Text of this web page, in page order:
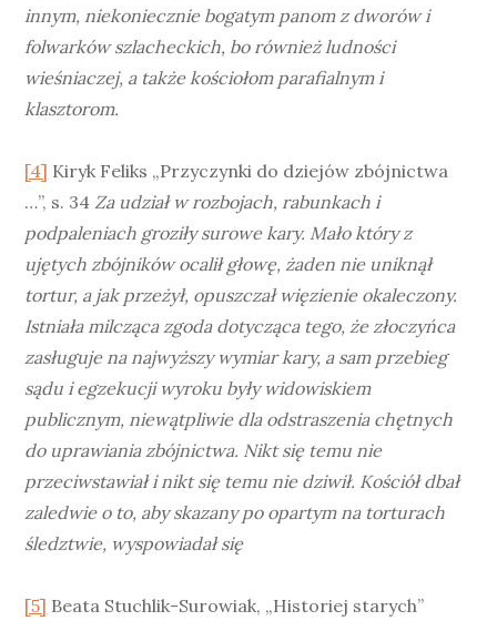
innym, niekoniecznie bogatym panom z dworów i
folwarków szlacheckich, bo również ludności
wieśniaczej, a także kościołom parafialnym i
klasztorom.
[4] Kiryk Feliks „Przyczynki do dziejów zbójnictwa
…”, s. 34Za udział w rozbojach, rabunkach i
podpaleniach groziły surowe kary. Mało który z
ujętych zbójników ocalił głowę, żaden nie uniknął
tortur, a jak przeżył, opuszczał więzienie okaleczony.
Istniała milcząca zgoda dotycząca tego, że złoczyńca
zasługuje na najwyższy wymiar kary, a sam przebieg
sądu i egzekucji wyroku były widowiskiem
publicznym, niewątpliwie dla odstraszenia chętnych
do uprawiania zbójnictwa. Nikt się temu nie
przeciwstawiał i nikt się temu nie dziwił. Kościół dbał
zaledwie o to, aby skazany po opartym na torturach
śledztwie, wyspowiadał się
[5] Beata Stuchlik-Surowiak, „Historiej starych”